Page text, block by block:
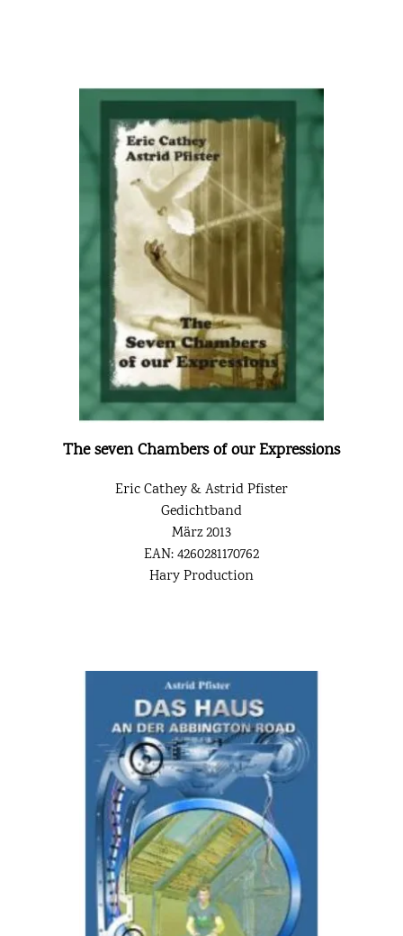
The seven Chambers of our Expressions
Eric Cathey & Astrid Pfister
Gedichtband
März 2013
EAN: 4260281170762
Hary Production